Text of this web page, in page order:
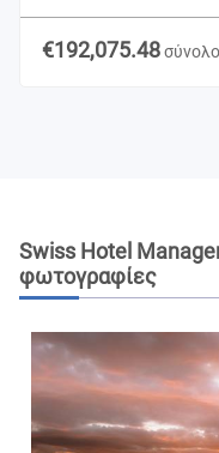
€192,075.48σύνολο
Swiss Hotel
φωτογραφίες